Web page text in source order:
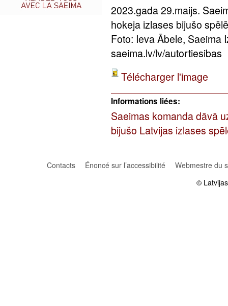
2023.gada 29.maijs.
hokeja izlases bijušo
Foto: Ieva Ābele, Saeima
saeima.lv/lv/autortiesibas
Télécharger l'image
Informations liées:
Saeimas komanda dāvā
bijušo Latvijas izlases
Contacts Énoncé sur l’accessibilité
Webmestre du
©